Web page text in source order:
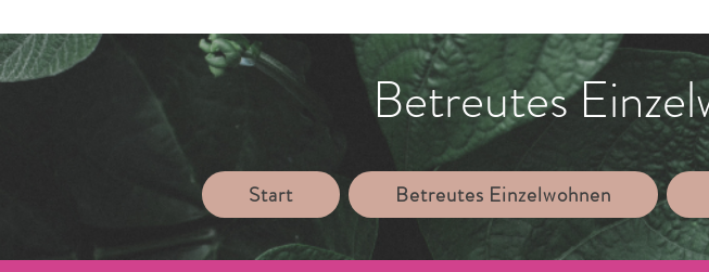
Betreutes
Start Betreutes Einzelwohnen